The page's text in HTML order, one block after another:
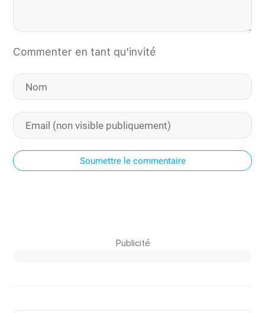
Commenter en tant qu'invité
Soumettre le commentaire
Publicité